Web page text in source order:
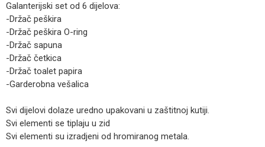
Galanterijski set od 6 dijelova:
-Držač peškira
-Držač peškira O-ring
-Držač sapuna
-Držač četkica
-Držač toalet papira
-Garderobna vešalica
Svi dijelovi dolaze uredno upakovani u zaštitnoj kutiji.
Svi elementi se tiplaju u zid
Svi elementi su izradjeni od hromiranog metala.